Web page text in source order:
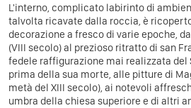
L'interno, complicato labirinto di
talvolta ricavate dalla roccia, è
decorazione a fresco di varie epoche,
(VIII secolo) al prezioso ritratto di san
fedele raffigurazione mai realizzata del
prima della sua morte, alle pitture di
metà del XIII secolo), ai notevoli
umbra della chiesa superiore e di altri